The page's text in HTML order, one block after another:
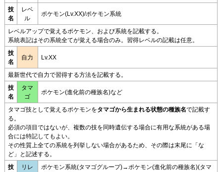
技
名
レベ
ル
ポケモン(Lv.XX)/ポケモン系統
レベルアップで覚えるポケモン、および系統を記載する。
系統表記はその系統全てが覚える場合のみ。習得レベルの記載は任意。
技
名
自力 Lv.XX
最新世代で自力で習得する方法を記載する。
技
名
タマ
ゴ
ポケモン(進化前の種族名)など
タマゴ技として覚えるポケモンをタマゴから生まれる状態の種族名で記載す
る。
必須の項目ではないが、複数の技を同時遺伝する場合に有用な系統がある場
合には特記してもよい。
その性質上全ての系統を列挙しない場合があるため、その際は末尾に「な
ど」と記述する。
技
リレ
ポケモン系統(タマゴグループ)→ポケモン(進化前の種族名)(タマ